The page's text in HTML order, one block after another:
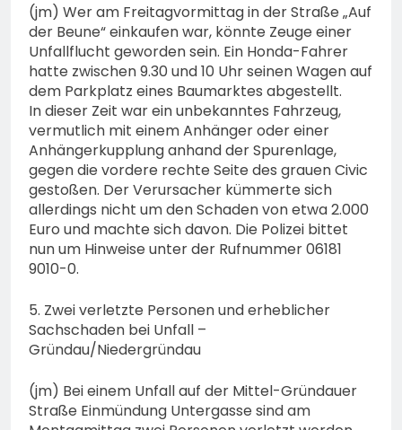
(jm) Wer am Freitagvormittag in der Straße „Auf
der Beune“ einkaufen war, könnte Zeuge einer
Unfallflucht geworden sein. Ein Honda-Fahrer
hatte zwischen 9.30 und 10 Uhr seinen Wagen auf
dem Parkplatz eines Baumarktes abgestellt.
In dieser Zeit war ein unbekanntes Fahrzeug,
vermutlich mit einem Anhänger oder einer
Anhängerkupplung anhand der Spurenlage,
gegen die vordere rechte Seite des grauen Civic
gestoßen. Der Verursacher kümmerte sich
allerdings nicht um den Schaden von etwa 2.000
Euro und machte sich davon. Die Polizei bittet
nun um Hinweise unter der Rufnummer 06181
9010-0.
5. Zwei verletzte Personen und erheblicher
Sachschaden bei Unfall –
Gründau/Niedergründau
(jm) Bei einem Unfall auf der Mittel-Gründauer
Straße Einmündung Untergasse sind am